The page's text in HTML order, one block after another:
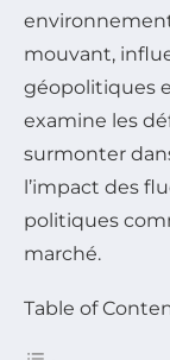
mouvant,
géopolitiques
examine les
surmonter
l’impact des
politiques
marché.
Table of